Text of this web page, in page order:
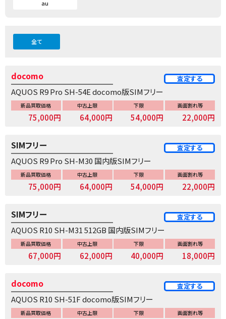
au
全て
AQUOS R9 Pro SH-54E docomo版SIMフリー
docomo 査定する
新品買取価格
75,000円
中古上限
64,000円
下限
54,000円
画面割れ等
22,000円
AQUOS R9 Pro SH-M30 国内版SIMフリー
SIMフリー 査定する
新品買取価格
75,000円
中古上限
64,000円
下限
54,000円
画面割れ等
22,000円
AQUOS R10 SH-M31 512GB 国内版SIMフリー
SIMフリー 査定する
新品買取価格
67,000円
中古上限
62,000円
下限
40,000円
画面割れ等
18,000円
AQUOS R10 SH-51F docomo版SIMフリー
docomo 査定する
新品買取価格 中古上限 下限 画面割れ等